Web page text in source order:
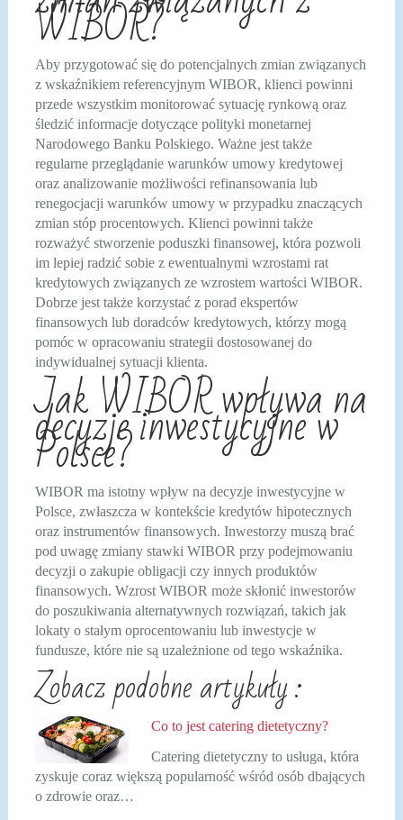
WIBOR?
Aby przygotować się do potencjalnych zmian związanych
z wskaźnikiem referencyjnym WIBOR, klienci powinni
przede wszystkim monitorować sytuację rynkową oraz
śledzić informacje dotyczące polityki monetarnej
Narodowego Banku Polskiego. Ważne jest także
regularne przeglądanie warunków umowy kredytowej
oraz analizowanie możliwości refinansowania lub
renegocjacji warunków umowy w przypadku znaczących
zmian stóp procentowych. Klienci powinni także
rozważyć stworzenie poduszki finansowej, która pozwoli
im lepiej radzić sobie z ewentualnymi wzrostami rat
kredytowych związanych ze wzrostem wartości WIBOR.
Dobrze jest także korzystać z porad ekspertów
finansowych lub doradców kredytowych, którzy mogą
pomóc w opracowaniu strategii dostosowanej do
indywidualnej sytuacji klienta.
Jak WIBOR wpływa na
decyzje inwestycyjne w
Polsce?
WIBOR ma istotny wpływ na decyzje inwestycyjne w
Polsce, zwłaszcza w kontekście kredytów hipotecznych
oraz instrumentów finansowych. Inwestorzy muszą brać
pod uwagę zmiany stawki WIBOR przy podejmowaniu
decyzji o zakupie obligacji czy innych produktów
finansowych. Wzrost WIBOR może skłonić inwestorów
do poszukiwania alternatywnych rozwiązań, takich jak
lokaty o stałym oprocentowaniu lub inwestycje w
fundusze, które nie są uzależnione od tego wskaźnika.
Zobacz podobne artykuły :
Co to jest catering dietetyczny?
Catering dietetyczny to usługa, która
zyskuje coraz większą popularność wśród osób dbających
o zdrowie oraz…